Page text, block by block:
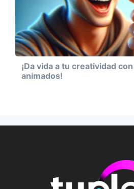
¡Da vida a tu creatividad
animados!